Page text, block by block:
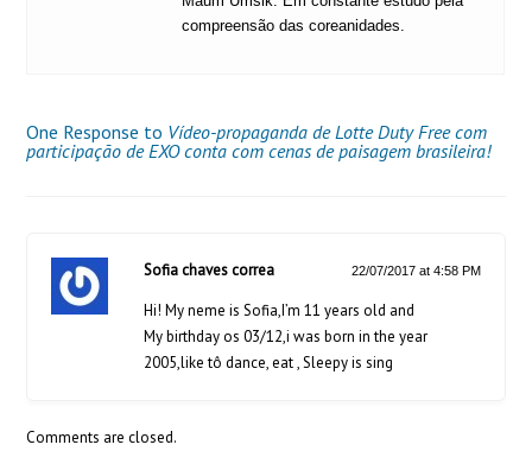
compreensão das coreanidades.
One Response to Vídeo-propaganda de Lotte Duty Free com
participação de EXO conta com cenas de paisagem brasileira!
Sofia chaves correa 22/07/2017 at 4:58 PM
Hi! My neme is Sofia,I’m 11 years old and
My birthday os 03/12,i was born in the year
2005,like tô dance, eat , Sleepy is sing
Comments are closed.